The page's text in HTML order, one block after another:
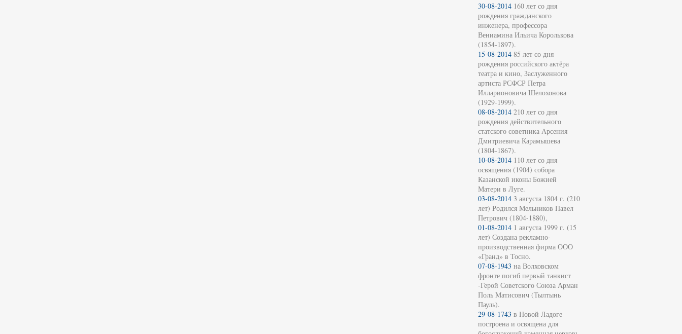
30-08-2014 160 лет со дня
рождения гражданского
инженера, профессора
Вениамина Ильича Королькова
(1854-1897).
15-08-2014 85 лет со дня
рождения российского актёра
театра и кино, Заслуженного
артиста РСФСР Петра
Илларионовича Шелохонова
(1929-1999).
08-08-2014 210 лет со дня
рождения действительного
статского советника Арсения
Дмитриевича Карамышева
(1804-1867).
10-08-2014 110 лет со дня
освящения (1904) собора
Казанской иконы Божией
Матери в Луге.
03-08-2014 3 августа 1804 г. (210
лет) Родился Мельников Павел
Петрович (1804-1880),
01-08-2014 1 августа 1999 г. (15
лет) Создана рекламно-
производственная фирма ООО
«Гранд» в Тосно.
07-08-1943 на Волховском
фронте погиб первый танкист
-Герой Советского Союза Арман
Поль Матисович (Тылтынь
Пауль).
29-08-1743 в Новой Ладоге
построена и освящена для